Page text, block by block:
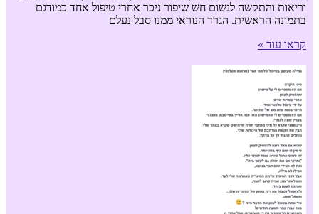
וריאות והתקשה לנשום חש שיפור ניכר אחרי טיפול אחד כמודגם
בתמונה הראשית. הגרד הנוראי ממנו סבל נעלם
קראו עוד »